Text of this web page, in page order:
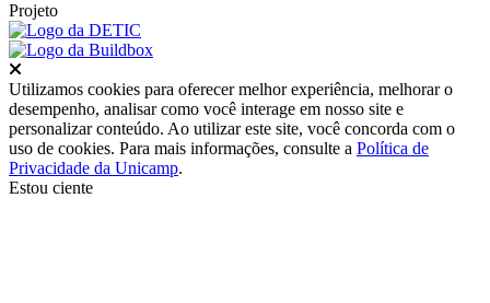
Projeto
Utilizamos cookies para oferecer melhor experiência, melhorar o
desempenho, analisar como você interage em nosso site e
personalizar conteúdo. Ao utilizar este site, você concorda com o
uso de cookies. Para mais informações, consulte a Política de
Privacidade da Unicamp.
Estou ciente